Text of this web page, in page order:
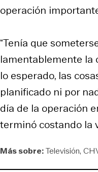
operación
“Tenía que
lamentablemente la
lo esperado, las
planificado ni por
día de la operación
terminó costando la
Más sobre:Televisión